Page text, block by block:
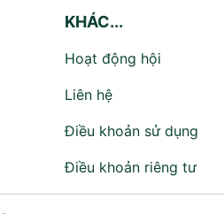
KHÁC...
Hoạt động hội
Liên hệ
Điều khoản sử dụng
Điều khoản riêng tư